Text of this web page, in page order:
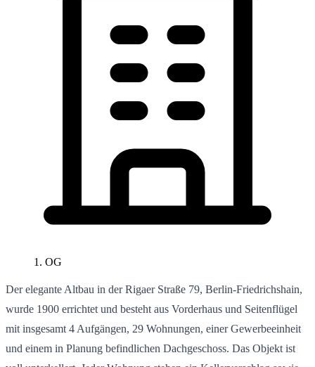
1. OG
Der elegante Altbau in der Rigaer Straße 79, Berlin-Friedrichshain,
wurde 1900 errichtet und besteht aus Vorderhaus und Seitenflügel
mit insgesamt 4 Aufgängen, 29 Wohnungen, einer Gewerbeeinheit
und einem in Planung befindlichen Dachgeschoss. Das Objekt ist